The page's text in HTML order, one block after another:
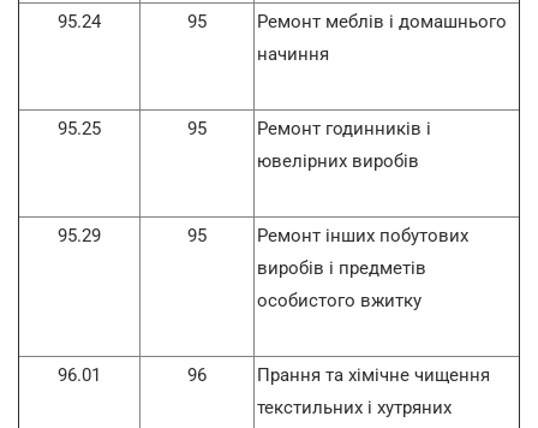
95.24 95
Ремонт меблів і домашнього
начиння
95.25 95
Ремонт годинників і
ювелірних виробів
95.29 95
Ремонт інших побутових
виробів і предметів
особистого вжитку
96.01 96
Прання та хімічне чищення
текстильних і хутряних